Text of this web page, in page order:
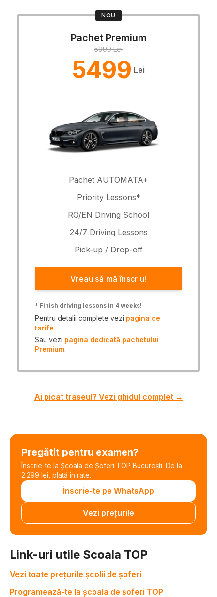
NOU
Pachet Premium
5999 Lei
5499 Lei
Pachet AUTOMATA+
Priority Lessons*
RO/EN Driving School
24/7 Driving Lessons
Pick-up / Drop-off
Vreau să mă înscriu!
* Finish driving lessons in 4 weeks!
Pentru detalii complete vezi pagina de
tarife.
Sau vezi pagina dedicată pachetului
Premium.
Ai picat traseul? Vezi ghidul complet →
Pregătit pentru examen?
Înscrie-te la Școala de Șoferi TOP București. De la
2.299 lei, plată în rate.
Înscrie-te pe WhatsApp
Vezi prețurile
Link-uri utile Scoala TOP
Vezi toate prețurile școlii de șoferi
Programează-te la școala de șoferi TOP